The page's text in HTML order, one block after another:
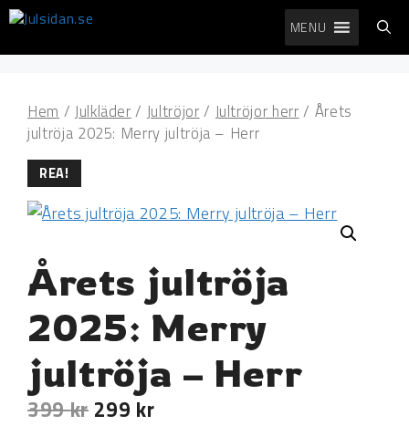
Hoppa
innehåll
MENU
Hem / Julkläder / Jultröjor / Jultröjor herr / Årets
jultröja 2025: Merry jultröja – Herr
REA!
Årets jultröja
2025: Merry
jultröja – Herr
399kr 299 kr